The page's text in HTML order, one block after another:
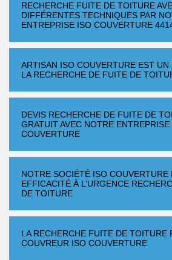
RECHERCHE FUITE DE TOITURE
DIFFÉRENTES TECHNIQUES PAR
ENTREPRISE ISO COUVERTURE
ARTISAN ISO COUVERTURE EST UN
LA RECHERCHE DE FUITE DE
DEVIS RECHERCHE DE FUITE DE
GRATUIT AVEC NOTRE ENTREPRISE
COUVERTURE
NOTRE SOCIÉTÉ ISO COUVERTURE
EFFICACITÉ À L’URGENCE
DE TOITURE
LA RECHERCHE FUITE DE TOITURE
COUVREUR ISO COUVERTURE